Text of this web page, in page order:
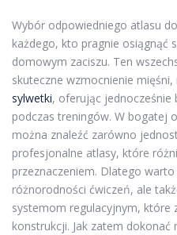
Wybór odpowiedniego atlasu
każdego, kto pragnie osiągnąć
domowym zaciszu. Ten
skuteczne wzmocnienie mięśni,
sylwetki, oferując
podczas treningów. W bogatej
można znaleźć zarówno
profesjonalne atlasy, które
przeznaczeniem. Dlatego
różnorodności ćwiczeń, ale
systemom regulacyjnym, które
konstrukcji. Jak zatem dokonać